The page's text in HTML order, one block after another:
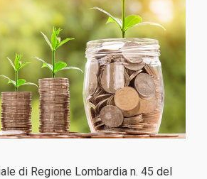
di Regione Lombardia n. 45 del